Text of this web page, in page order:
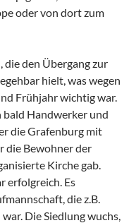
oder von dort zum
die den Übergang zur
hielt, was wegen
Frühjahr wichtig war.
Handwerker und
die Grafenburg mit
die Bewohner der
Kirche gab.
erfolgreich. Es
die z.B.
Die Siedlung wuchs,